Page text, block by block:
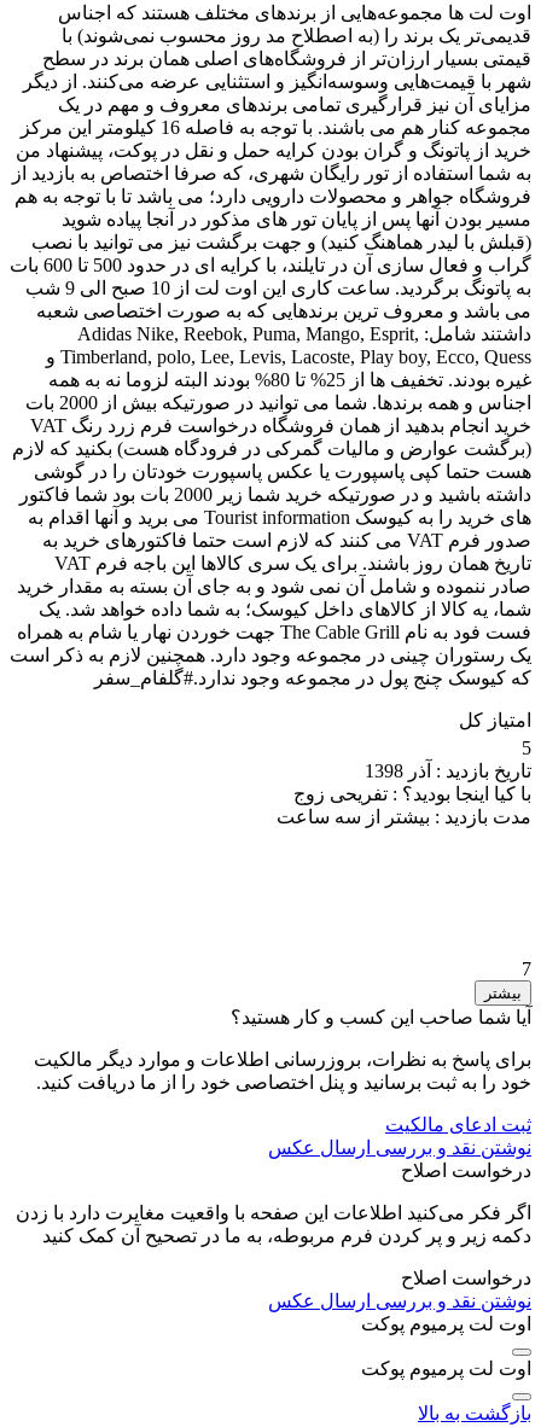
اوت لت ها مجموعه‌هایی از برندهای مختلف هستند که اجناس
قدیمی‌تر یک برند را (به اصطلاح مد روز محسوب نمی‌شوند) با
قیمتی بسیار ارزان‌تر از فروشگاه‌های اصلی همان برند در سطح
شهر با قیمت‌هایی وسوسه‌انگیز و استثنایی عرضه می‌کنند. از دیگر
مزایای آن نیز قرارگیری تمامی برندهای معروف و مهم در یک
مجموعه کنار هم می باشند. با توجه به فاصله 16 کیلومتر این مرکز
خرید از پاتونگ و گران بودن کرایه حمل و نقل در پوکت، پیشنهاد من
به شما استفاده از تور رایگان شهری، که صرفا اختصاص به بازدید از
فروشگاه جواهر و محصولات دارویی دارد؛ می باشد تا با توجه به هم
مسیر بودن آنها پس از پایان تور های مذکور در آنجا پیاده شوید
(قبلش با لیدر هماهنگ کنید) و جهت برگشت نیز می توانید با نصب
گراب و فعال سازی آن در تایلند، با کرایه ای در حدود 500 تا 600 بات
به پاتونگ برگردید. ساعت کاری این اوت لت از 10 صبح الی 9 شب
می باشد و معروف ترین برندهایی که به صورت اختصاصی شعبه
داشتند شامل: Adidas Nike, Reebok, Puma, Mango, Esprit,
Timberland, polo, Lee, Levis, Lacoste, Play boy, Ecco, Quess و
غیره بودند. تخفیف ها از 25% تا 80% بودند البته لزوما نه به همه
اجناس و همه برندها. شما می توانید در صورتیکه بیش از 2000 بات
خرید انجام بدهید از همان فروشگاه درخواست فرم زرد رنگ VAT
(برگشت عوارض و مالیات گمرکی در فرودگاه هست) بکنید که لازم
هست حتما کپی پاسپورت یا عکس پاسپورت خودتان را در گوشی
داشته باشید و در صورتیکه خرید شما زیر 2000 بات بود شما فاکتور
های خرید را به کیوسک Tourist information می برید و آنها اقدام به
صدور فرم VAT می کنند که لازم است حتما فاکتورهای خرید به
تاریخ همان روز باشند. برای یک سری کالاها این باجه فرم VAT
صادر ننموده و شامل آن نمی شود و به جای آن بسته به مقدار خرید
شما، یه کالا از کالاهای داخل کیوسک؛ به شما داده خواهد شد. یک
فست فود به نام The Cable Grill جهت خوردن نهار یا شام به همراه
یک رستوران چینی در مجموعه وجود دارد. همچنین لازم به ذکر است
که کیوسک چنج پول در مجموعه وجود ندارد.#گلفام_سفر
امتیاز کل
5
تاریخ بازدید : آذر 1398
با کیا اینجا بودید؟ : تفریحی زوج
مدت بازدید : بیشتر از سه ساعت
7
بیشتر
آیا شما صاحب این کسب و کار هستید؟
برای پاسخ به نظرات، بروزرسانی اطلاعات و موارد دیگر مالکیت
خود را به ثبت برسانید و پنل اختصاصی خود را از ما دریافت کنید.
ثبت ادعای مالکیت
نوشتن نقد و بررسی ارسال عکس
درخواست اصلاح
اگر فکر می‌کنید اطلاعات این صفحه با واقعیت مغایرت دارد با زدن
دکمه زیر و پر کردن فرم مربوطه، به ما در تصحیح آن کمک کنید
درخواست اصلاح
نوشتن نقد و بررسی ارسال عکس
اوت لت پرمیوم پوکت
اوت لت پرمیوم پوکت
بازگشت به بالا